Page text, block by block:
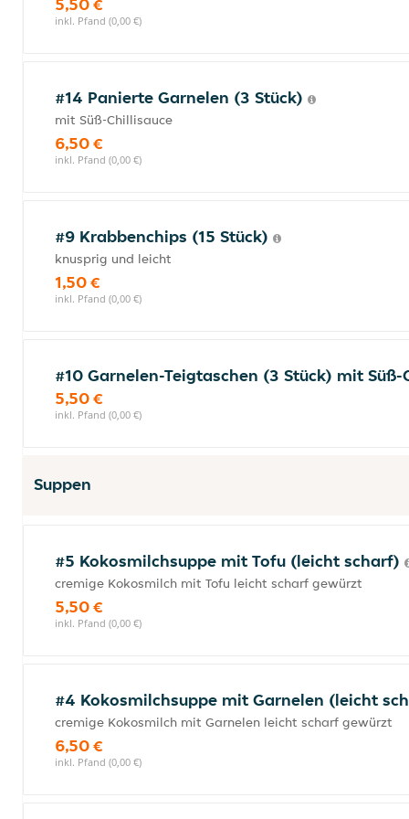
inkl. Pfand (0,00 €)
#14 Panierte Garnelen (3 Stück)
mit Süß-Chillisauce
6,50 €
inkl. Pfand (0,00 €)
#9 Krabbenchips (15 Stück)
knusprig und leicht
1,50 €
inkl. Pfand (0,00 €)
#10 Garnelen-Teigtaschen (3 Stück) mit Süß-
5,50 €
inkl. Pfand (0,00 €)
Suppen
#5 Kokosmilchsuppe mit Tofu (leicht scharf)
cremige Kokosmilch mit Tofu leicht scharf gewürzt
5,50 €
inkl. Pfand (0,00 €)
#4 Kokosmilchsuppe mit Garnelen (leicht
cremige Kokosmilch mit Garnelen leicht scharf gewürzt
6,50 €
inkl. Pfand (0,00 €)